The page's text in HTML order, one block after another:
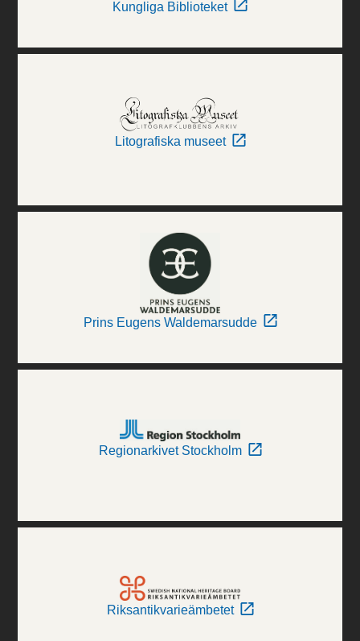
Kungliga Biblioteket
Litografiska museet
Prins Eugens Waldemarsudde
Regionarkivet Stockholm
Riksantikvarieämbetet